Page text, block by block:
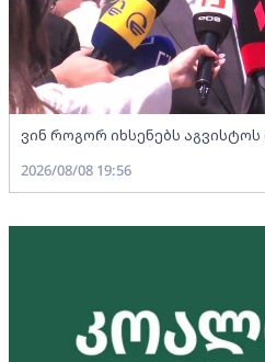
ვინ როგორ იხსენებს აგვისტოს
2026/08/08 19:56